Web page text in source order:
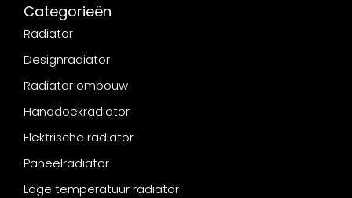
Categorieën
Radiator
Designradiator
Radiator ombouw
Handdoekradiator
Elektrische radiator
Paneelradiator
Lage temperatuur radiator